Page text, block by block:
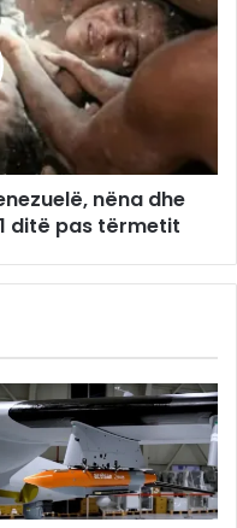
nëna dhe
ditë pas tërmetit